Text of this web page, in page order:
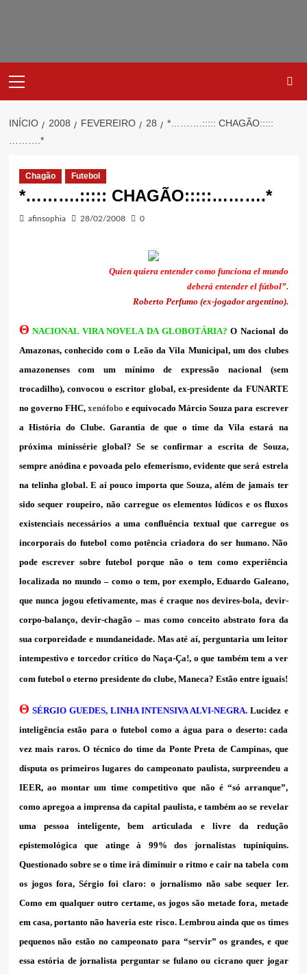
Menu
INÍCIO 2008 FEVEREIRO 28
*……….::::: CHAGÃO:::::
……….*
Chagão Futebol
*……….::::: CHAGÃO:::::……….*
afinsophia 28/02/2008 0
Quien quiera entender como funciona el mundo
deberá entender el fútbol”.
Roberto Perfumo (ex-jogador argentino).
Θ NACIONAL VIRA NOVELA DA GLOBOTÁRIA? O Nacional do
Amazonas, conhecido com o Leão da Vila Municipal, um dos clubes
amazonenses com um mínimo de expressão nacional (sem
trocadilho), convocou o escritor global, ex-presidente da FUNARTE
no governo FHC, xenófobo e equivocado Márcio Souza para escrever
a História do Clube. Garantia de que o time da Vila estará na
próxima minissérie global? Se se confirmar a escrita de Souza,
sempre anódina e povoada pelo efemerismo, evidente que será estrela
na telinha global. E aí pouco importa que Souza, além de jamais ter
sido sequer roupeiro, não carregue os elementos lúdicos e os fluxos
existenciais necessários a uma confluência textual que carregue os
incorporais do futebol como potência criadora do ser humano. Não
pode escrever sobre futebol porque não o tem como experiência
localizada no mundo – como o tem, por exemplo, Eduardo Galeano,
que nunca jogou efetivamente, mas é craque nos devires-bola, devir-
corpo-balanço, devir-chagão – mas como conceito abstrato fora da
sua corporeidade e mundaneidade. Mas até aí, perguntaria um leitor
intempestivo e torcedor crítico do Naça-Ça!, o que também tem a ver
com futebol o eterno presidente do clube, Maneca? Estão entre iguais!
Θ SÉRGIO GUEDES, LINHA INTENSIVA ALVI-NEGRA.Lucidez e
inteligência estão para o futebol como a água para o deserto: cada
vez mais raros. O técnico do time da Ponte Preta de Campinas, que
disputa os primeiros lugares do campeonato paulista, surpreendeu a
IEER, ao montar um time competitivo que não é “só arranque”,
como apregoa a imprensa da capital paulista, e também ao se revelar
uma pessoa inteligente, bem articulada e livre da redução
epistemológica que atinge à 99% dos jornalistas tupiniquins.
Questionado sobre se o time irá diminuir o ritmo e cair na tabela com
os jogos fora, Sérgio foi claro: o jornalismo não sabe sequer ler.
Como em qualquer outro certame, os jogos são metade fora, metade
em casa, portanto não haveria este risco. Lembrou ainda que os times
pequenos não estão no campeonato para “servir” os grandes, e que
essa estória de jornalista perguntar se fulano ou cicrano quer jogar